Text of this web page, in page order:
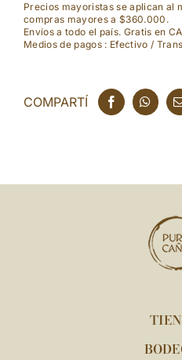
Precios mayoristas se aplican al
compras mayores a $360.000.
Envíos a todo el país. Gratis en
Medios de pagos : Efectivo /
COMPARTÍ